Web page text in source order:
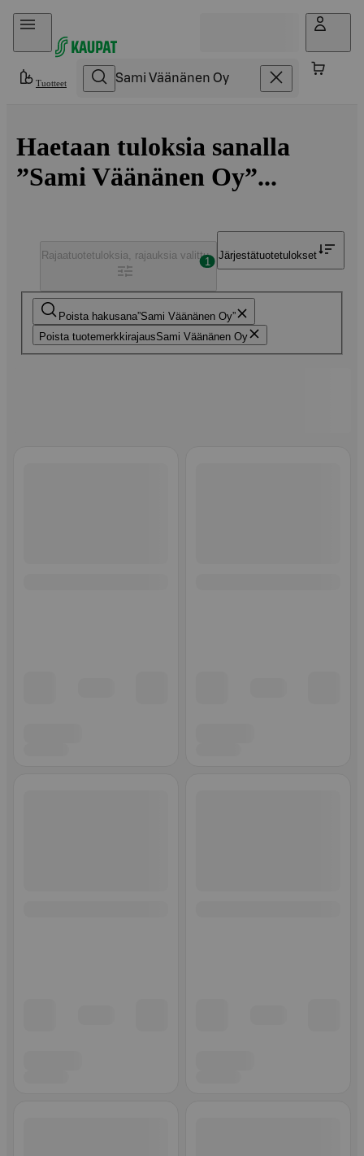
Hyppää sisältöön
Tuotteet
Haetaan tuloksia sanalla
”Sami Väänänen Oy”...
Poista hakusana Sami Väänänen Oy
Poista tuotemerkkirajausSami Väänänen Oy
Rajaatuotetuloksia, rajauksia valittu
1
Järjestätuotetulokset